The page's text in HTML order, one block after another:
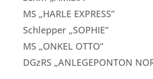
MS „HARLE EXPRESS“
Schlepper „SOPHIE“
MS „ONKEL OTTO“
DGzRS „ANLEGEPONTON